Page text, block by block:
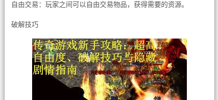
自由交易：玩家之间可以自由交易物品，获得需要的资源。
破解技巧